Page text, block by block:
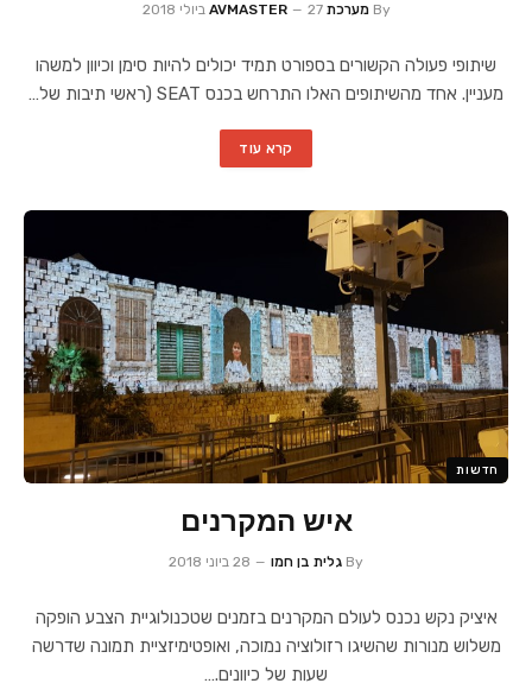
By מערכת AVMASTER27 ביולי 2018
שיתופי פעולה הקשורים בספורט תמיד יכולים להיות סימן וכיוון למשהו
מעניין. אחד מהשיתופים האלו התרחש בכנס SEAT (ראשי תיבות של…
קרא עוד
חדשות
איש המקרנים
By גלית בן חמו 28 ביוני 2018
איציק נקש נכנס לעולם המקרנים בזמנים שטכנולוגיית הצבע הופקה
משלוש מנורות שהשיגו רזולוציה נמוכה, ואופטימיזציית תמונה שדרשה
שעות של כיוונים.…